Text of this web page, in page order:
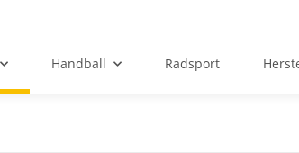
Handball Radsport